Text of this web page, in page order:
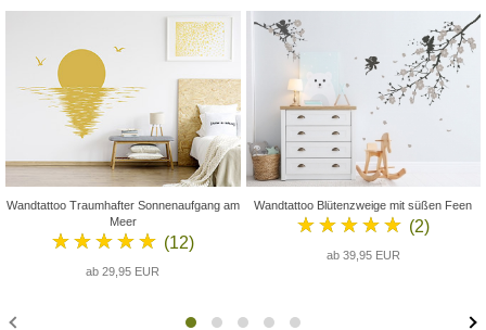
Wandtattoo Traumhafter Sonnenaufgang am
Meer
★★★★★ (12)
ab 29,95 EUR
Wandtattoo Blütenzweige mit süßen Feen
★★★★★ (2)
ab 39,95 EUR